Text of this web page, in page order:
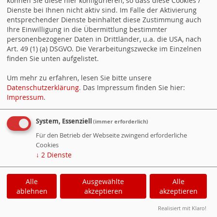
Am Tag der Pressefreiheit zeichnet sich eine desolate Entwicklung für
Journalist:innen weltweit ab. Die SPD-Bundestagsfraktion fordert
deshalb konsequenten Schutz und eine Digitalsteuer, die den
Medienstandort Deutschland und Europa sichert. „Am Tag der
Pressefreiheit geht es um mehr als um… Martin Rabanus zum Tag der
Pressefreiheit weiterlesen
Ein Service vonwebsozis.info
Counter
Besucher:312920
Heute:
275
Online:
3
WebSozis WebsoziCMS
Cookie-Manager
Datenschutzerklärung
Dienste bei Ihnen nicht aktiv sind. Im Falle der Aktivierung
entsprechender Dienste beinhaltet diese Zustimmung auch
Ihre Einwilligung in die Übermittlung bestimmter
personenbezogener Daten in Drittländer, u.a. die USA, nach
Art. 49 (1) (a) DSGVO. Die Verarbeitungszwecke im Einzelnen
finden Sie unten aufgelistet.
Um mehr zu erfahren, lesen Sie bitte unsere
Datenschutzerklärung. Das Impressum finden Sie hier:
Impressum.
System, Essenziell (immer erforderlich)
Für den Betrieb der Webseite zwingend erforderliche
Cookies
↓ 2 Dienste
Alle
ablehnen
Ausgewählte
akzeptieren
Alle
akzeptieren
Realisiert mit Klaro!